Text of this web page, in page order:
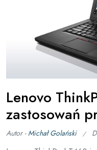
Lenovo
zastosowań
Autor -Michał Golański